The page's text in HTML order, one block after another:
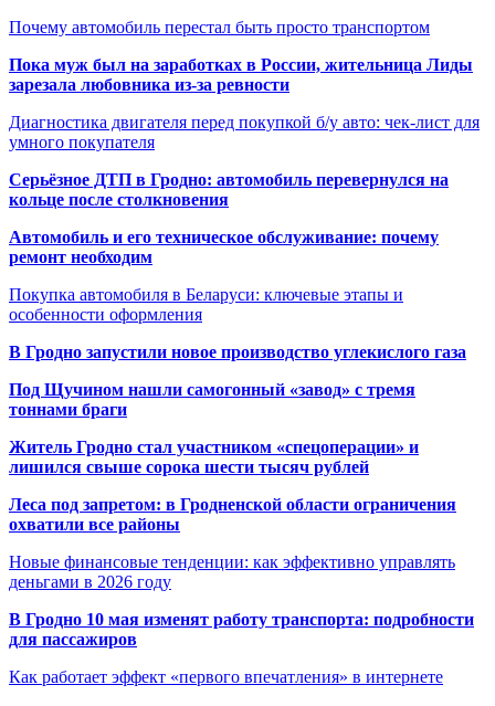
Почему автомобиль перестал быть просто транспортом
Пока муж был на заработках в России, жительница Лиды
зарезала любовника из-за ревности
Диагностика двигателя перед покупкой б/у авто: чек-лист для
умного покупателя
Серьёзное ДТП в Гродно: автомобиль перевернулся на
кольце после столкновения
Автомобиль и его техническое обслуживание: почему
ремонт необходим
Покупка автомобиля в Беларуси: ключевые этапы и
особенности оформления
В Гродно запустили новое производство углекислого газа
Под Щучином нашли самогонный «завод» с тремя
тоннами браги
Житель Гродно стал участником «спецоперации» и
лишился свыше сорока шести тысяч рублей
Леса под запретом: в Гродненской области ограничения
охватили все районы
Новые финансовые тенденции: как эффективно управлять
деньгами в 2026 году
В Гродно 10 мая изменят работу транспорта: подробности
для пассажиров
Как работает эффект «первого впечатления» в интернете